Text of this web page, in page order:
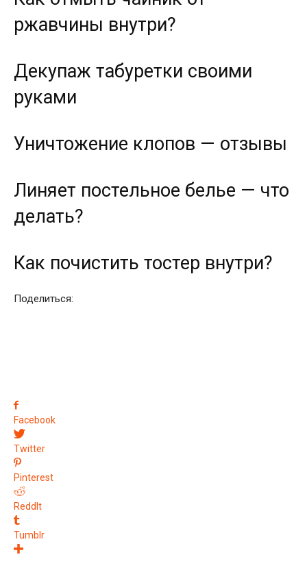
ржавчины внутри?
Декупаж табуретки своими
руками
Уничтожение клопов — отзывы
Линяет постельное белье — что
делать?
Как почистить тостер внутри?
Поделиться:
Facebook
Twitter
Pinterest
ReddIt
Tumblr